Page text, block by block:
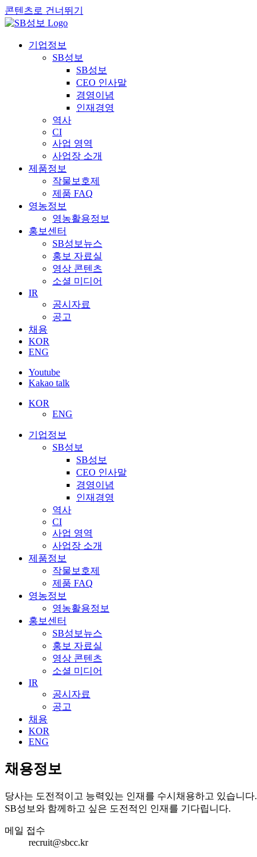
콘텐츠로 건너뛰기
기업정보
SB성보
SB성보
CEO 인사말
경영이념
인재경영
역사
CI
사업 영역
사업장 소개
제품정보
작물보호제
제품 FAQ
영농정보
영농활용정보
홍보센터
SB성보뉴스
홍보 자료실
영상 콘텐츠
소셜 미디어
IR
공시자료
공고
채용
KOR
ENG
Youtube
Kakao talk
KOR
ENG
기업정보
SB성보
SB성보
CEO 인사말
경영이념
인재경영
역사
CI
사업 영역
사업장 소개
제품정보
작물보호제
제품 FAQ
영농정보
영농활용정보
홍보센터
SB성보뉴스
홍보 자료실
영상 콘텐츠
소셜 미디어
IR
공시자료
공고
채용
KOR
ENG
채용정보
당사는 도전적이고 능력있는 인재를 수시채용하고 있습니다.
SB성보와 함께하고 싶은 도전적인 인재를 기다립니다.
메일 접수
recruit@sbcc.kr